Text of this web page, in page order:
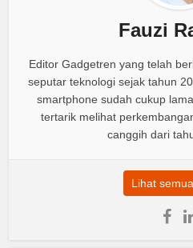
Fauzi
Editor Gadgetren yang telah
seputar teknologi sejak tahun
smartphone sudah cukup
tertarik melihat
canggih dari
Lihat